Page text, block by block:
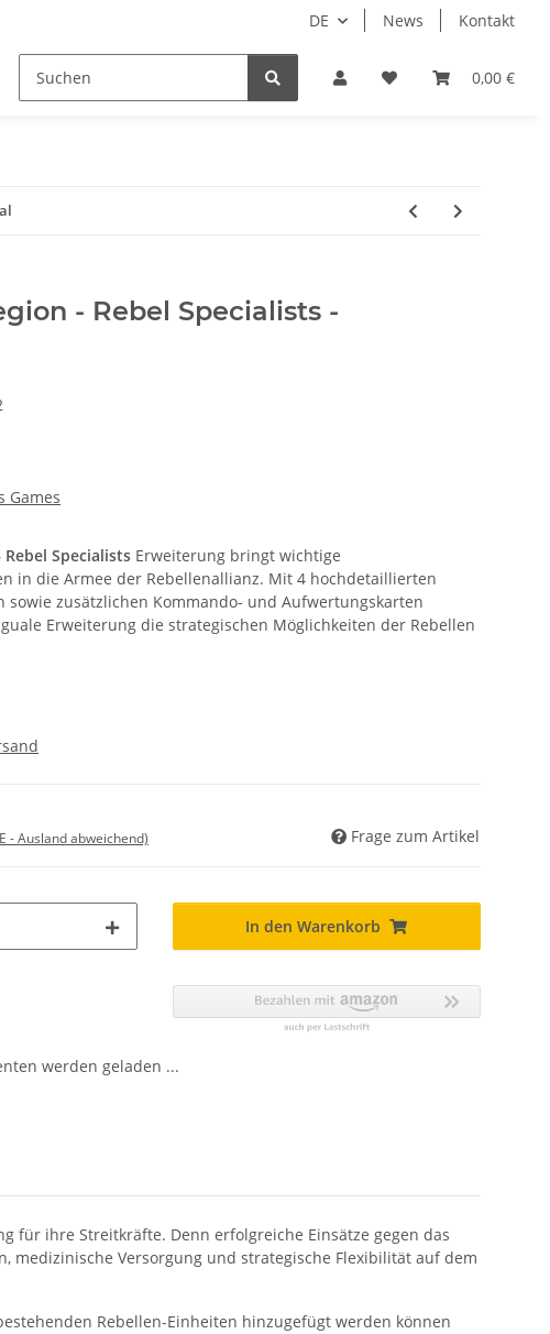
DE News Kontakt
0,00 €
Rollenspiele Tabletop Zubehör Hersteller
- Rebel Specialists -
Games
Specialists Erweiterung bringt wichtige
in die Armee der Rebellenallianz. Mit 4 hochdetaillierten
sowie zusätzlichen Kommando- und Aufwertungskarten
Erweiterung die strategischen Möglichkeiten der Rebellen
- Ausland abweichend) Frage zum Artikel
In den Warenkorb
werden geladen ...
für ihre Streitkräfte. Denn erfolgreiche Einsätze gegen das
medizinische Versorgung und strategische Flexibilität auf dem
Rebellen-Einheiten hinzugefügt werden können